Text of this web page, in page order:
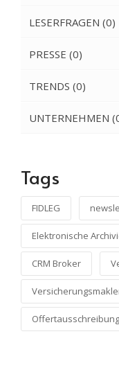
LESERFRAGEN (0)
PRESSE (0)
TRENDS (0)
UNTERNEHMEN
Tags
FIDLEG
Elektronische
CRM Broker
Offertausschreibung